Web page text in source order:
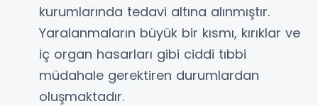
kurumlarında tedavi altına alınmıştır.
Yaralanmaların büyük bir kısmı, kırıklar ve
iç organ hasarları gibi ciddi tıbbi
müdahale gerektiren durumlardan
oluşmaktadır.